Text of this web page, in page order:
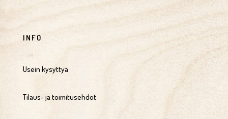
INFO
Usein kysyttyä
Tilaus- ja toimitusehdot